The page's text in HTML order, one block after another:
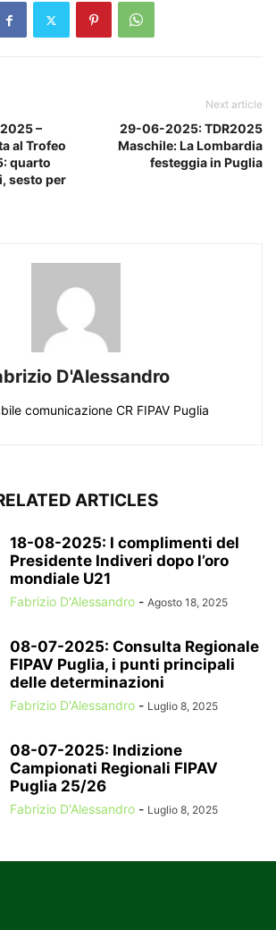
–
al Trofeo
quarto
sesto per
Next article
29-06-2025: TDR2025
Maschile: La Lombardia
festeggia in Puglia
D'Alessandro
comunicazione CR FIPAV Puglia
ARTICLES
18-08-2025: I complimenti del
Presidente Indiveri dopo l’oro
mondiale U21
Fabrizio D'Alessandro - Agosto 18, 2025
08-07-2025: Consulta Regionale
FIPAV Puglia, i punti principali
delle determinazioni
Fabrizio D'Alessandro - Luglio 8, 2025
08-07-2025: Indizione
Campionati Regionali FIPAV
Puglia 25/26
Fabrizio D'Alessandro - Luglio 8, 2025